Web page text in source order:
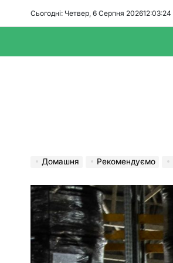
Сьогодні: Четвер, 6 Серпня 202612:03:25
Домашня Рекомендуємо